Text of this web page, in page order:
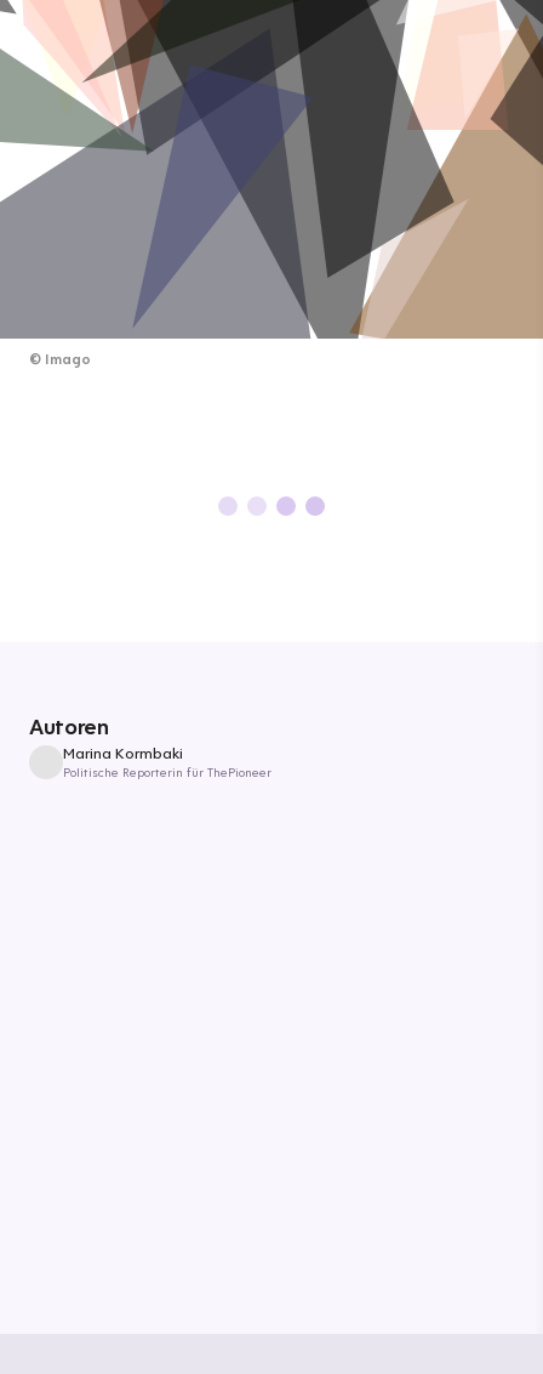
© Imago
Autoren
Marina Kormbaki
Politische Reporterin für ThePioneer